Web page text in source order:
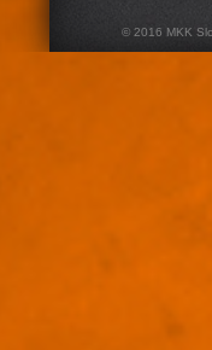
© 2016 MKK